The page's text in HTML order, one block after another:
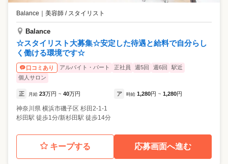
Balance ｜ 美容師 / スタイリスト
Balance
☆スタイリスト大募集☆安定した待遇と給料で自分らし
く働ける環境です☆
口コミあり アルバイト・パート 正社員 週5回 週6回
駅近
個人サロン
正 月給 23万円 ~ 40万円 ア 時給 1,280円 ~ 1,280円
神奈川県 横浜市磯子区 杉田2-1-1
杉田駅 徒歩1分/新杉田駅 徒歩14分
キープする 応募画面へ進む